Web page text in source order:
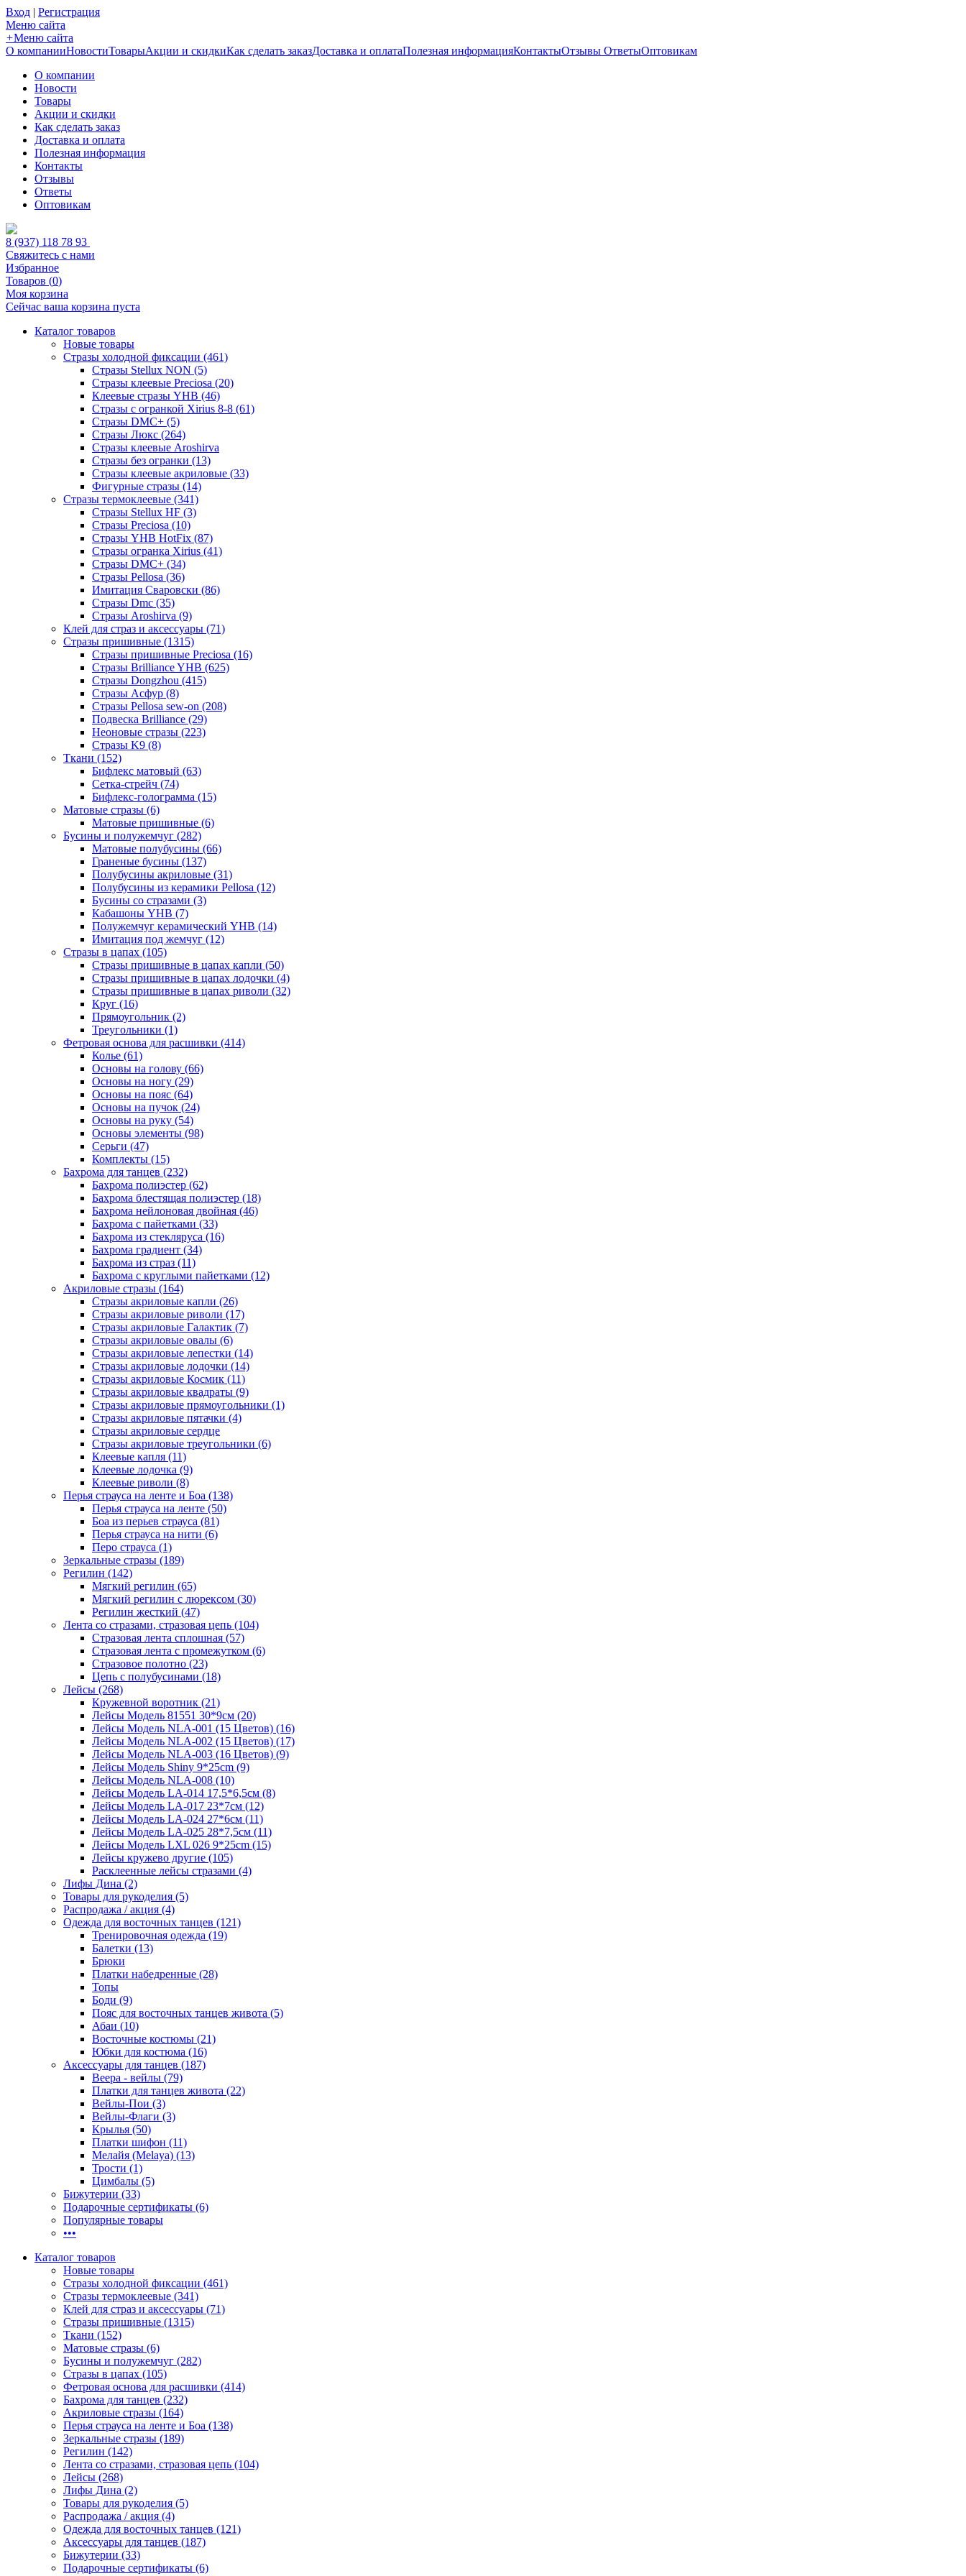
Вход | Регистрация
Меню сайта
+Меню сайта
О компанииНовостиТоварыАкции и скидкиКак сделать заказДоставка и оплатаПолезная информацияКонтактыОтзывы ОтветыОптовикам
О компании
Новости
Товары
Акции и скидки
Как сделать заказ
Доставка и оплата
Полезная информация
Контакты
Отзывы
Ответы
Оптовикам
8 (937) 118 78 93
Свяжитесь с нами
Избранное
Товаров (0)
Моя корзина
Сейчас ваша корзина пуста
Каталог товаров
Новые товары
Стразы холодной фиксации (461)
Стразы Stellux NON (5)
Стразы клеевые Preciosa (20)
Клеевые стразы YHB (46)
Стразы с огранкой Xirius 8-8 (61)
Стразы DMC+ (5)
Стразы Люкс (264)
Стразы клеевые Aroshirva
Стразы без огранки (13)
Стразы клеевые акриловые (33)
Фигурные стразы (14)
Стразы термоклеевые (341)
Стразы Stellux HF (3)
Стразы Preciosa (10)
Стразы YHB HotFix (87)
Стразы огранка Xirius (41)
Стразы DMC+ (34)
Стразы Pellosa (36)
Имитация Сваровски (86)
Стразы Dmc (35)
Стразы Aroshirva (9)
Клей для страз и аксессуары (71)
Стразы пришивные (1315)
Стразы пришивные Preciosa (16)
Стразы Brilliance YHB (625)
Стразы Dongzhou (415)
Стразы Асфур (8)
Стразы Pellosa sew-on (208)
Подвеска Brilliance (29)
Неоновые стразы (223)
Стразы K9 (8)
Ткани (152)
Бифлекс матовый (63)
Сетка-стрейч (74)
Бифлекс-голограмма (15)
Матовые стразы (6)
Матовые пришивные (6)
Бусины и полужемчуг (282)
Матовые полубусины (66)
Граненые бусины (137)
Полубусины акриловые (31)
Полубусины из керамики Pellosa (12)
Бусины со стразами (3)
Кабашоны YHB (7)
Полужемчуг керамический YHB (14)
Имитация под жемчуг (12)
Стразы в цапах (105)
Стразы пришивные в цапах капли (50)
Стразы пришивные в цапах лодочки (4)
Стразы пришивные в цапах риволи (32)
Круг (16)
Прямоугольник (2)
Треугольники (1)
Фетровая основа для расшивки (414)
Колье (61)
Основы на голову (66)
Основы на ногу (29)
Основы на пояс (64)
Основы на пучок (24)
Основы на руку (54)
Основы элементы (98)
Серьги (47)
Комплекты (15)
Бахрома для танцев (232)
Бахрома полиэстер (62)
Бахрома блестящая полиэстер (18)
Бахрома нейлоновая двойная (46)
Бахрома с пайетками (33)
Бахрома из стекляруса (16)
Бахрома градиент (34)
Бахрома из страз (11)
Бахрома с круглыми пайетками (12)
Акриловые стразы (164)
Стразы акриловые капли (26)
Стразы акриловые риволи (17)
Стразы акриловые Галактик (7)
Стразы акриловые овалы (6)
Стразы акриловые лепестки (14)
Стразы акриловые лодочки (14)
Стразы акриловые Космик (11)
Стразы акриловые квадраты (9)
Стразы акриловые прямоугольники (1)
Стразы акриловые пятачки (4)
Стразы акриловые сердце
Стразы акриловые треугольники (6)
Клеевые капля (11)
Клеевые лодочка (9)
Клеевые риволи (8)
Перья страуса на ленте и Боа (138)
Перья страуса на ленте (50)
Боа из перьев страуса (81)
Перья страуса на нити (6)
Перо страуса (1)
Зеркальные стразы (189)
Регилин (142)
Мягкий регилин (65)
Мягкий регилин с люрексом (30)
Регилин жесткий (47)
Лента со стразами, стразовая цепь (104)
Стразовая лента сплошная (57)
Стразовая лента с промежутком (6)
Стразовое полотно (23)
Цепь с полубусинами (18)
Лейсы (268)
Кружевной воротник (21)
Лейсы Модель 81551 30*9см (20)
Лейсы Модель NLA-001 (15 Цветов) (16)
Лейсы Модель NLA-002 (15 Цветов) (17)
Лейсы Модель NLA-003 (16 Цветов) (9)
Лейсы Модель Shiny 9*25cm (9)
Лейсы Модель NLA-008 (10)
Лейсы Модель LA-014 17,5*6,5см (8)
Лейсы Модель LA-017 23*7см (12)
Лейсы Модель LA-024 27*6см (11)
Лейсы Модель LA-025 28*7,5см (11)
Лейсы Модель LXL 026 9*25cm (15)
Лейсы кружево другие (105)
Расклеенные лейсы стразами (4)
Лифы Дина (2)
Товары для рукоделия (5)
Распродажа / акция (4)
Одежда для восточных танцев (121)
Тренировочная одежда (19)
Балетки (13)
Брюки
Платки набедренные (28)
Топы
Боди (9)
Пояс для восточных танцев живота (5)
Абаи (10)
Восточные костюмы (21)
Юбки для костюма (16)
Аксессуары для танцев (187)
Веера - вейлы (79)
Платки для танцев живота (22)
Вейлы-Пои (3)
Вейлы-Флаги (3)
Крылья (50)
Платки шифон (11)
Мелайя (Melaya) (13)
Трости (1)
Цимбалы (5)
Бижутерии (33)
Подарочные сертификаты (6)
Популярные товары
•••
Каталог товаров
Новые товары
Стразы холодной фиксации (461)
Стразы термоклеевые (341)
Клей для страз и аксессуары (71)
Стразы пришивные (1315)
Ткани (152)
Матовые стразы (6)
Бусины и полужемчуг (282)
Стразы в цапах (105)
Фетровая основа для расшивки (414)
Бахрома для танцев (232)
Акриловые стразы (164)
Перья страуса на ленте и Боа (138)
Зеркальные стразы (189)
Регилин (142)
Лента со стразами, стразовая цепь (104)
Лейсы (268)
Лифы Дина (2)
Товары для рукоделия (5)
Распродажа / акция (4)
Одежда для восточных танцев (121)
Аксессуары для танцев (187)
Бижутерии (33)
Подарочные сертификаты (6)